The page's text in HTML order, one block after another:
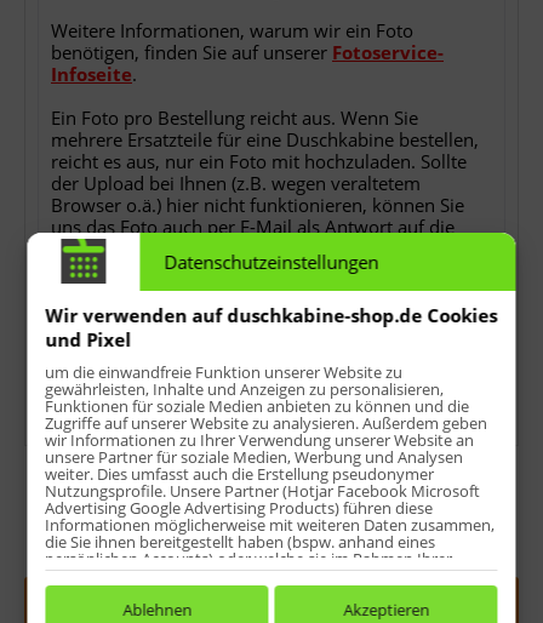
Weitere Informationen, warum wir ein Foto
benötigen, finden Sie auf unserer Fotoservice-
Infoseite.
Ein Foto pro Bestellung reicht aus. Wenn Sie
mehrere Ersatzteile für eine Duschkabine bestellen,
reicht es aus, nur ein Foto mit hochzuladen. Sollte
der Upload bei Ihnen (z.B. wegen veraltetem
Browser o.ä.) hier nicht funktionieren, können Sie
uns das Foto auch per E-Mail als Antwort auf die
Bestellbestätigung nach der Bestellung zusenden.
Ohne das Foto können wir Ihren Auftrag nicht
bearbeiten!
*keine Detailfotos, keine Rechnungs- oder
sonstwas.
Menge:
In den Warenkorb
Datenschutzeinstellungen
Wir verwenden auf duschkabine-shop.de Cookies
und Pixel
um die einwandfreie Funktion unserer Website zu
gewährleisten, Inhalte und Anzeigen zu personalisieren,
Funktionen für soziale Medien anbieten zu können und die
Zugriffe auf unserer Website zu analysieren. Außerdem geben
wir Informationen zu Ihrer Verwendung unserer Website an
unsere Partner für soziale Medien, Werbung und Analysen
weiter. Dies umfasst auch die Erstellung pseudonymer
Nutzungsprofile. Unsere Partner (Hotjar Facebook Microsoft
Advertising Google Advertising Products) führen diese
Informationen möglicherweise mit weiteren Daten zusammen,
die Sie ihnen bereitgestellt haben (bspw. anhand eines
persönlichen Accounts) oder welche sie im Rahmen Ihrer
Nutzung der Dienste gesammelt haben (bspw. Nutzungsdaten
anderer Geräte). Ihre Einwilligung zur Nutzung von Cookies
und Pixeln können Sie jederzeit widerrufen, indem Sie auf den
Ablehnen Akzeptieren